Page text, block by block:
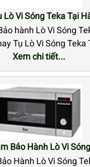
Lò Vi Sóng Teka Tại
hành Lò Vi Sóng
Tụ Lò Vi Sóng Teka
Xem chi tiết...
Bảo Hành Lò Vi
Hành Lò Vi Sóng